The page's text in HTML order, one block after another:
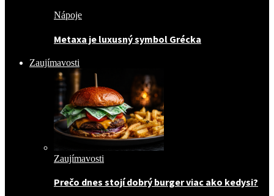
Nápoje
Metaxa je luxusný symbol Grécka
Zaujímavosti
Zaujímavosti
Prečo dnes stojí dobrý burger viac ako kedysi?